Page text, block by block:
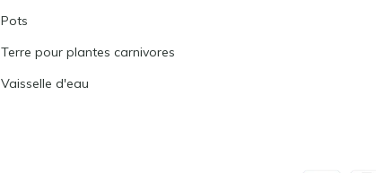
Pots
Terre pour plantes carnivores
Vaisselle d'eau